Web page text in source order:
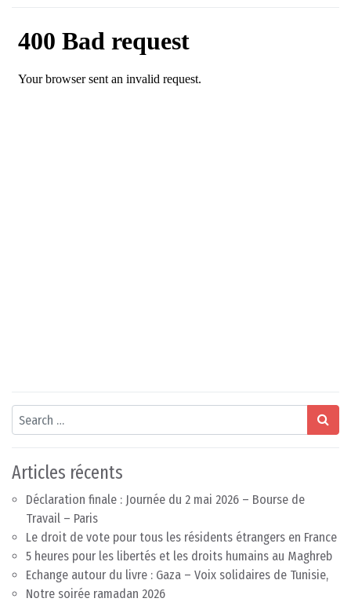
Search
Articles récents
Déclaration finale : Journée du 2 mai 2026 – Bourse de
Travail – Paris
Le droit de vote pour tous les résidents étrangers en France
5 heures pour les libertés et les droits humains au Maghreb
Echange autour du livre : Gaza – Voix solidaires de Tunisie,
Notre soirée ramadan 2026